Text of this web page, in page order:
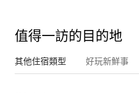
值得一訪的目的地
其他住宿類型 好玩新鮮事